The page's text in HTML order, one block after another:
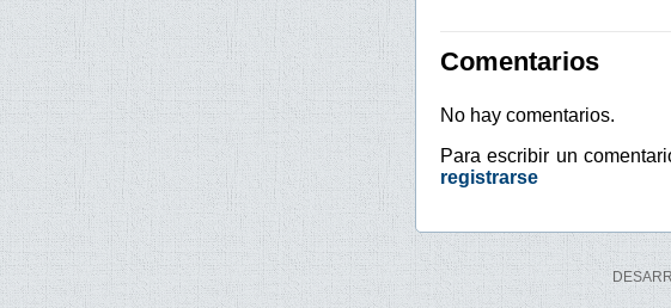
Comentarios
No hay comentarios.
Para escribir un
registrarse